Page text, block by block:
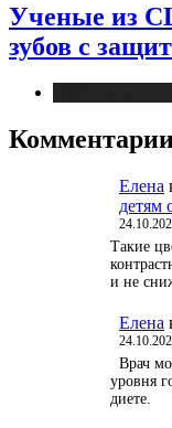
Ученые из
зубов с
Елена
детям
Такие
и не
Елена
Врач
уровня
диете.